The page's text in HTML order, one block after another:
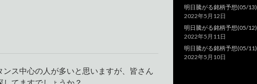
ス中心の人が多いと思いますが、皆さん
明日騰がる銘柄予想(05/13)
2022年5月12日
明日騰がる銘柄予想(05/12)
2022年5月11日
明日騰がる銘柄予想(05/11)
2022年5月10日